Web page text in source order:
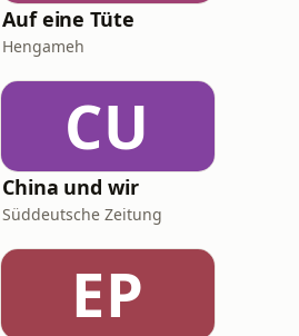
Auf eine Tüte
Hengameh
CU
China und wir
Süddeutsche Zeitung
EP